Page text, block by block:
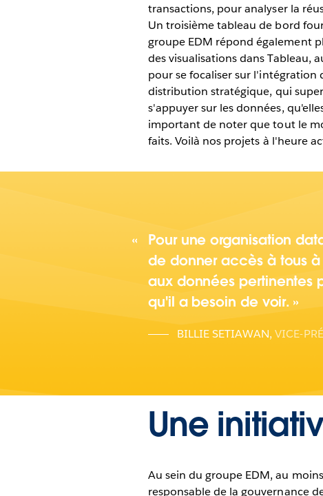
transactions, pour analyser la
Un troisième tableau de bord
groupe EDM répond également
des visualisations dans Tableau,
pour se focaliser sur l'intégration
distribution stratégique, qui
s'appuyer sur les données,
important de noter que tout le
faits. Voilà nos projets à l'heure
Pour une organisation
de donner accès à tous
aux données pertinentes
qu'il a besoin de voir.
BILLIE SETIAWAN, VICE-
Une
Au sein du groupe EDM, au
responsable de la gouvernance